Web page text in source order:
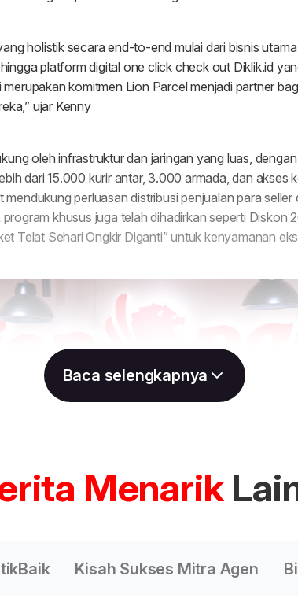
Baca selengkapnya
Menarik
Kisah Sukses Mitra Agen